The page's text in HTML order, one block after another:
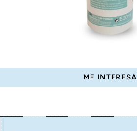
ME INTERESA